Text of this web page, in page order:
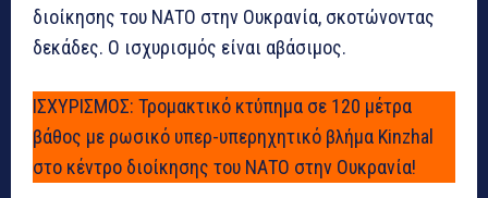
διοίκησης του ΝΑΤΟ στην Ουκρανία, σκοτώνοντας
δεκάδες. Ο ισχυρισμός είναι αβάσιμος.
ΙΣΧΥΡΙΣΜΟΣ: Τρομακτικό κτύπημα σε 120 μέτρα
βάθος με ρωσικό υπερ-υπερηχητικό βλήμα Kinzhal
στο κέντρο διοίκησης του ΝΑΤΟ στην Ουκρανία!